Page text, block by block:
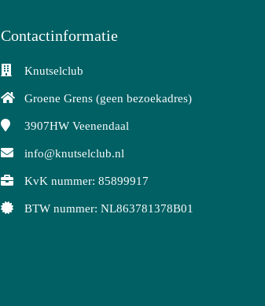
Contactinformatie
Knutselclub
Groene Grens (geen bezoekadres)
3907HW Veenendaal
info@knutselclub.nl
KvK nummer: 85899917
BTW nummer: NL863781378B01